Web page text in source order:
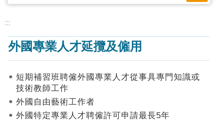
規
公
告
及
釋
查
:::
外國專業人才延攬及僱用
短期補習班聘僱外國專業人才從事具專門知識或
技術教師工作
外國自由藝術工作者
外國特定專業人才聘僱許可申請最長5年